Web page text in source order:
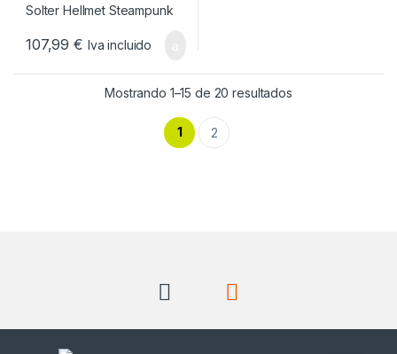
107,99€ Iva incluido
Mostrando 1–15 de 20 resultadosOrdenado por
1 2